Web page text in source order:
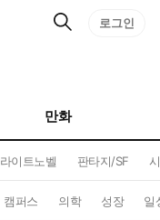
검
로그인
만화
라이트노벨 판타지/SF
캠퍼스 의학 성장 일